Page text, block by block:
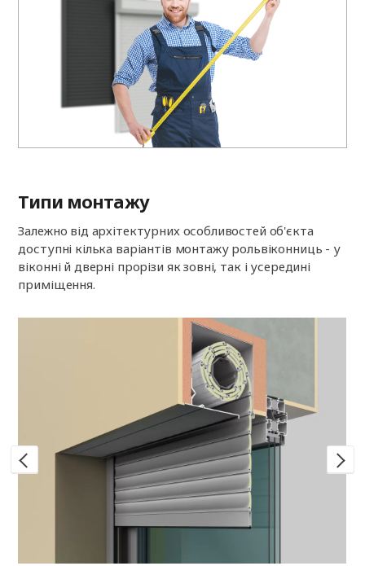
Типи монтажу
Залежно від архітектурних особливостей об'єкта
доступні кілька варіантів монтажу рольвіконниць - у
віконні й дверні прорізи як зовні, так і усередині
приміщення.